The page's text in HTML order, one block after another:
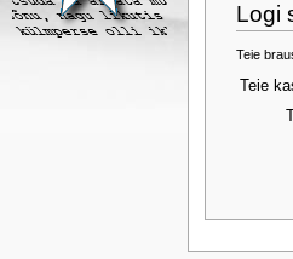
Logi
Teie
Teie